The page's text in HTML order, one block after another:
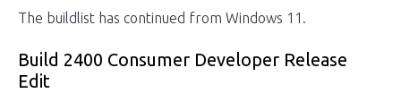
The buildlist has continued from Windows 11.
Build 2400 Consumer Developer Release
Edit